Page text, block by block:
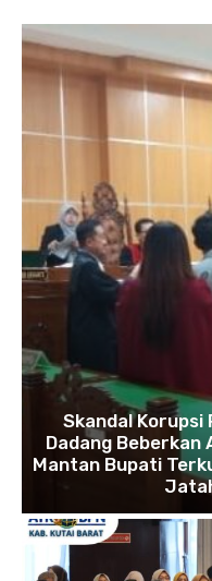
Skandal Korupsi
Dadang Beberkan
Mantan Bupati